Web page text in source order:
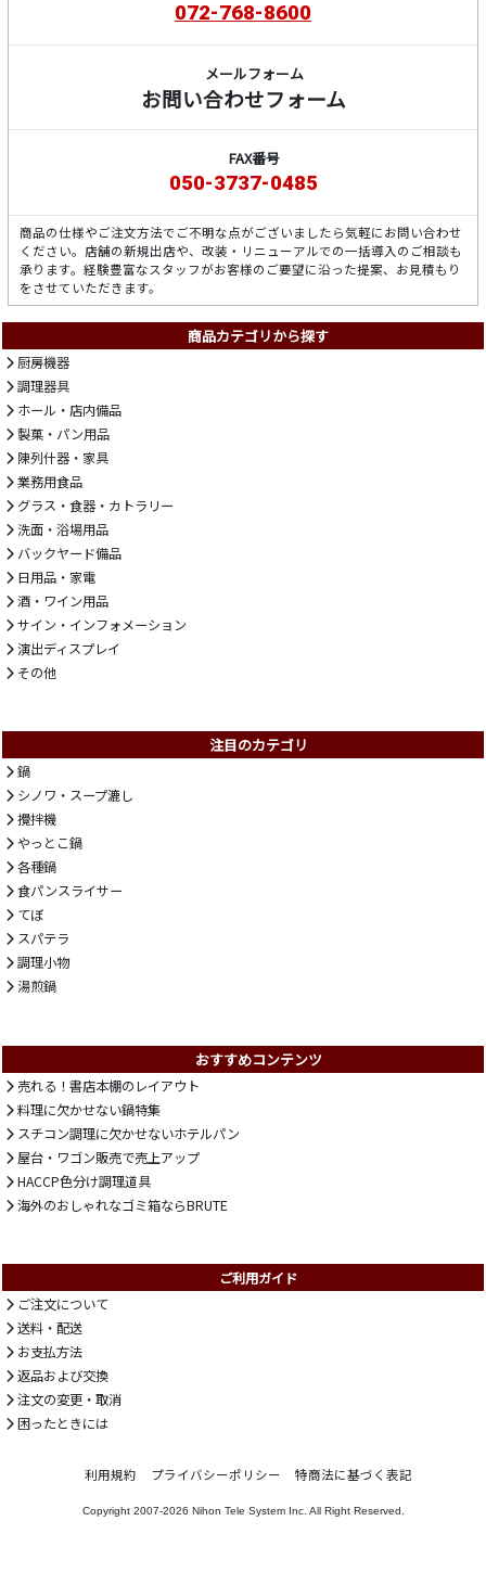
072-768-8600
メールフォーム
お問い合わせフォーム
FAX番号
050-3737-0485
商品の仕様やご注文方法でご不明な点がございましたら気軽にお問い合わせ
ください。店舗の新規出店や、改装・リニューアルでの一括導入のご相談も
承ります。経験豊富なスタッフがお客様のご要望に沿った提案、お見積もり
をさせていただきます。
商品カテゴリから探す
厨房機器
調理器具
ホール・店内備品
製菓・パン用品
陳列什器・家具
業務用食品
グラス・食器・カトラリー
洗面・浴場用品
バックヤード備品
日用品・家電
酒・ワイン用品
サイン・インフォメーション
演出ディスプレイ
その他
注目のカテゴリ
鍋
シノワ・スープ漉し
攪拌機
やっとこ鍋
各種鍋
食パンスライサー
てぼ
スパテラ
調理小物
湯煎鍋
おすすめコンテンツ
売れる！書店本棚のレイアウト
料理に欠かせない鍋特集
スチコン調理に欠かせないホテルパン
屋台・ワゴン販売で売上アップ
HACCP色分け調理道具
海外のおしゃれなゴミ箱ならBRUTE
ご利用ガイド
ご注文について
送料・配送
お支払方法
返品および交換
注文の変更・取消
困ったときには
利用規約 プライバシーポリシー 特商法に基づく表記
Copyright 2007-2026 Nihon Tele System Inc. All Right Reserved.